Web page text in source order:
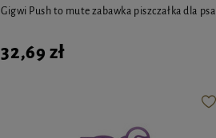
Gigwi Push to mute zabawka piszczałka dla psa
32,69 zł